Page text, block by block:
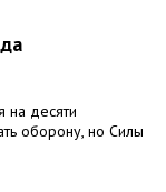
на десяти
оборону, но Силы